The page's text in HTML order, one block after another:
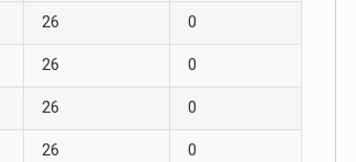
26 0
26 0
26 0
26 0